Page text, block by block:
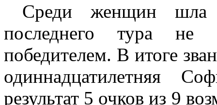
Среди женщин шла
последнего тура не
победителем. В итоге
одиннадцатилетняя
результат 5 очков из 9